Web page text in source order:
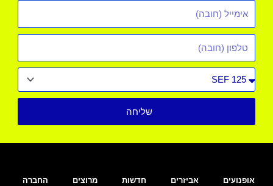
רכב
שליחה
אופנועים אביזרים חדשות מרוצים החברה